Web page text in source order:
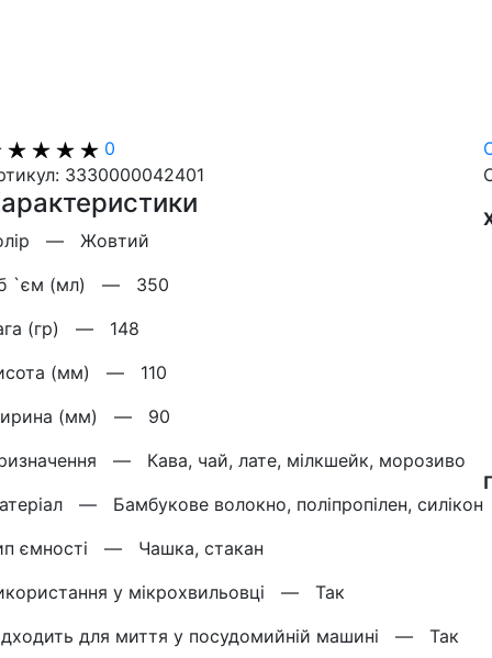
0
3330000042401
— Жовтий
`єм (мл) — 350
(гр) — 148
(мм) — 110
(мм) — 90
— Кава, чай, лате, мілкшейк, морозиво
— Бамбукове волокно, поліпропілен, силікон
ємності — Чашка, стакан
у мікрохвильовці — Так
для миття у посудомийній машині — Так